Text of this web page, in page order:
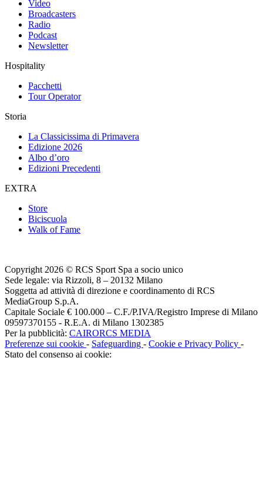
Video
Broadcasters
Radio
Podcast
Newsletter
Hospitality
Pacchetti
Tour Operator
Storia
La Classicissima di Primavera
Edizione 2026
Albo d’oro
Edizioni Precedenti
EXTRA
Store
Biciscuola
Walk of Fame
Copyright 2026 © RCS Sport Spa a socio unico
Sede legale: via Rizzoli, 8 – 20132 Milano
Soggetta ad attività di direzione e coordinamento di RCS
MediaGroup S.p.A.
Capitale Sociale € 100.000 – C.F./P.IVA/Registro Imprese di Milano
09597370155 - R.E.A. di Milano 1302385
Per la pubblicità: CAIRORCS MEDIA
Preferenze sui cookie - Safeguarding - Cookie e Privacy Policy -
Stato del consenso ai cookie: